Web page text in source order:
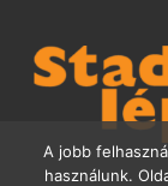
A jobb
használunk.